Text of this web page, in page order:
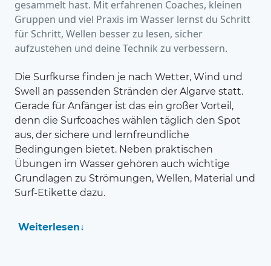
gesammelt hast. Mit erfahrenen Coaches, kleinen
Gruppen und viel Praxis im Wasser lernst du Schritt
für Schritt, Wellen besser zu lesen, sicher
aufzustehen und deine Technik zu verbessern.
Die Surfkurse finden je nach Wetter, Wind und
Swell an passenden Stränden der Algarve statt.
Gerade für Anfänger ist das ein großer Vorteil,
denn die Surfcoaches wählen täglich den Spot
aus, der sichere und lernfreundliche
Bedingungen bietet. Neben praktischen
Übungen im Wasser gehören auch wichtige
Grundlagen zu Strömungen, Wellen, Material und
Surf-Etikette dazu.
Weiterlesen↓